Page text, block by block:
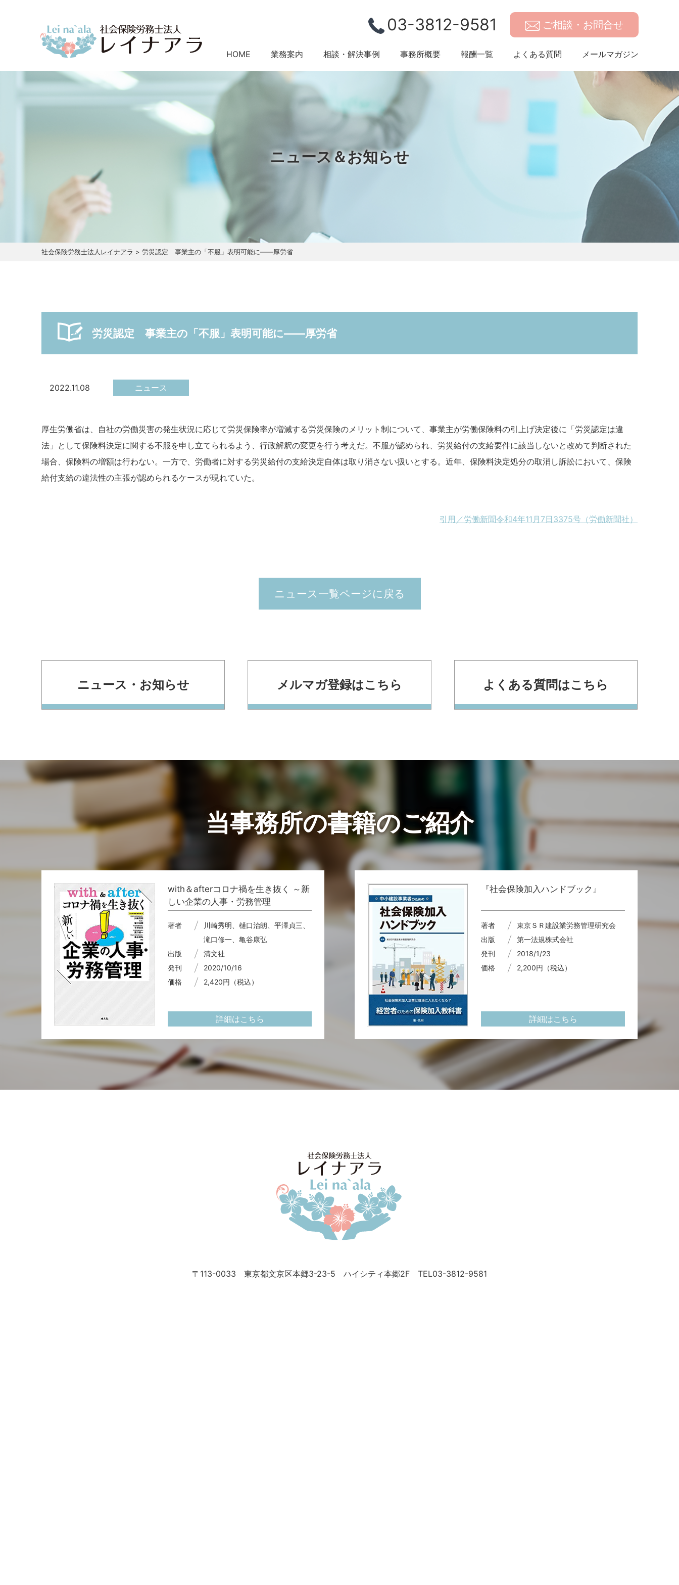
03-3812-9581 ご相談・お問合せ
HOME 業務案内 相談・解決事例 事務所概要 報酬一覧 よくある質問 メールマガジン
ニュース＆お知らせ
社会保険労務士法人レイナアラ > 労災認定 事業主の「不服」表明可能に――厚労省
労災認定 事業主の「不服」表明可能に――厚労省
2022.11.08 ニュース
厚生労働省は、自社の労働災害の発生状況に応じて労災保険率が増減する労災保険のメリット制について、事業主が労働保険料の引上げ決定後に「労災認定は違
法」として保険料決定に関する不服を申し立てられるよう、行政解釈の変更を行う考えだ。不服が認められ、労災給付の支給要件に該当しないと改めて判断された
場合、保険料の増額は行わない。一方で、労働者に対する労災給付の支給決定自体は取り消さない扱いとする。近年、保険料決定処分の取消し訴訟において、保険
給付支給の違法性の主張が認められるケースが現れていた。
引用／労働新聞令和4年11月7日3375号（労働新聞社）
ニュース一覧ページに戻る
ニュース・お知らせ メルマガ登録はこちら よくある質問はこちら
当事務所の書籍のご紹介
with＆afterコロナ禍を生き抜く ～新
しい企業の人事・労務管理
著者
川崎秀明、樋口治朗、平澤貞三、
滝口修一、亀谷康弘
出版
清文社
発刊
2020/10/16
価格
2,420円（税込）
詳細はこちら
『社会保険加入ハンドブック』
著者
東京ＳＲ建設業労務管理研究会
出版
第一法規株式会社
発刊
2018/1/23
価格
2,200円（税込）
詳細はこちら
〒113-0033 東京都文京区本郷3-23-5 ハイシティ本郷2F TEL03-3812-9581